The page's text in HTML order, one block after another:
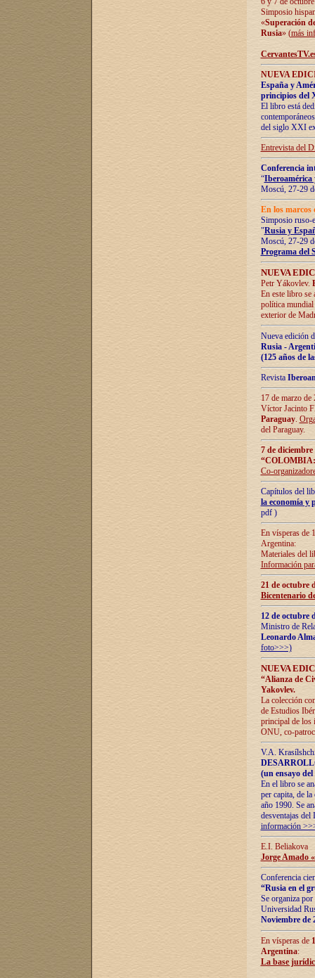
Simposio
«Superación
Rusia» (más
NUEVA
España y
principios del
El libro está
del siglo XXI
Entrevista del
Conferencia
“Iberoamérica
Moscú, 27-29
En los marcos
Simposio ruso-
"Rusia y
Moscú, 27-29
Programa del
NUEVA
Petr Yákovlev.
En este libro se
política mundial
exterior de
Nueva edición
Rusia -
(125 años de
Revista
17 de marzo
Víctor Jacinto
Paraguay.
del Paraguay.
7 de
Co-
Capítulos del
la economía y
pdf )
En vísperas de
Argentina:
Materiales del
Información
21 de octubre
Bicentenario
12 de octubre
Ministro de
Leonardo
foto>>>)
NUEVA
“Alianza de
Yakovlev.
La colección
de Estudios
principal de los
ONU, co-
V.A.
(un ensayo
En el libro se
per capita, de
año 1990. Se
desventajas
información
E.I. Beliakova
Jorge Amado
Conferencia
“Rusia en el
Se organiza
Universidad
Noviembre de
En vísperas de
Argentina:
La base